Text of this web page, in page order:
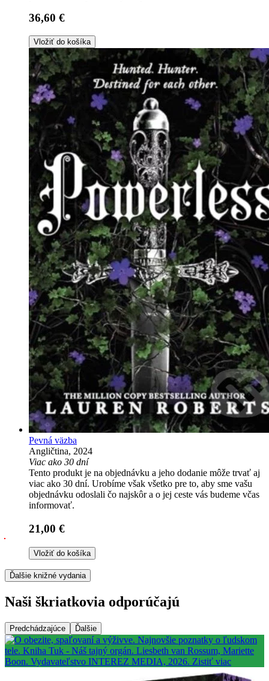
36,60 €
Vložiť do košíka
Pevná väzba
Angličtina, 2024
Viac ako 30 dní
Tento produkt je na objednávku a jeho dodanie môže trvať aj
viac ako 30 dní. Urobíme však všetko pre to, aby sme vašu
objednávku odoslali čo najskôr a o jej ceste vás budeme včas
informovať.
21,00 €
Vložiť do košíka
Ďalšie knižné vydania
Naši škriatkovia odporúčajú
Predchádzajúce Ďalšie